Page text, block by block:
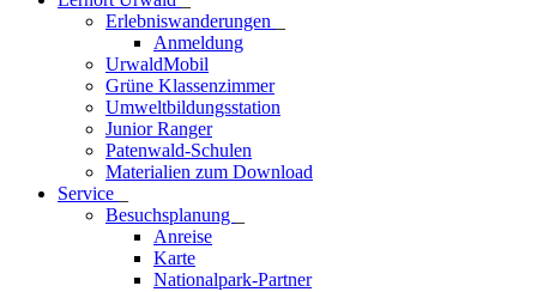
Erlebniswanderungen
Anmeldung
UrwaldMobil
Grüne Klassenzimmer
Umweltbildungsstation
Junior Ranger
Patenwald-Schulen
Materialien zum Download
Service
Besuchsplanung
Anreise
Karte
Nationalpark-Partner